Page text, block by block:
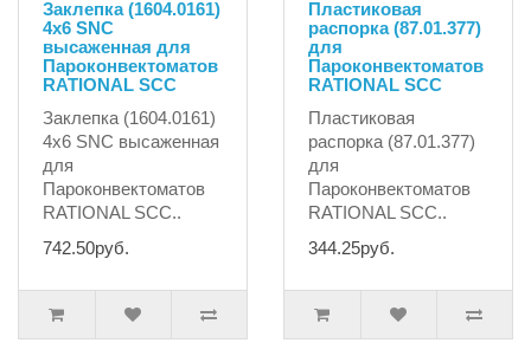
Заклепка (1604.0161)
4х6 SNC
высаженная для
Пароконвектоматов
RATIONAL SCC
Заклепка (1604.0161)
4х6 SNC высаженная
для
Пароконвектоматов
RATIONAL SCC..
742.50руб.
Пластиковая
распорка (87.01.377)
для
Пароконвектоматов
RATIONAL SCC
Пластиковая
распорка (87.01.377)
для
Пароконвектоматов
RATIONAL SCC..
344.25руб.